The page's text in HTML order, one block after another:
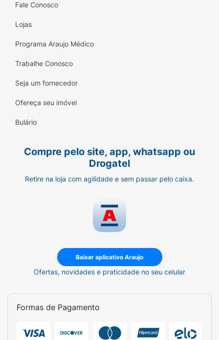
Fale Conosco
Lojas
Programa Araujo Médico
Trabalhe Conosco
Seja um fornecedor
Ofereça seu imóvel
Bulário
Compre pelo site, app, whatsapp ou
Drogatel
Retire na loja com agilidade e sem passar pelo caixa.
Baixar aplicativo Araujo
Ofertas, novidades e praticidade no seu celular
Formas de Pagamento